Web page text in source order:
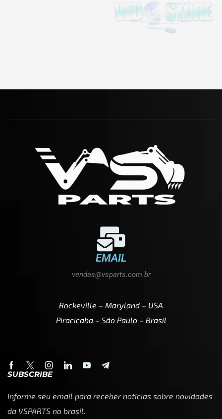
EMAIL
vendas@vsparts.com.br
Rockeville – Maryland – USA
Piracicaba – São Paulo – Brasil
SUBSCRIBE
Informe seu email para receber notícias sobre novidades
da VSPARTS no brasil.